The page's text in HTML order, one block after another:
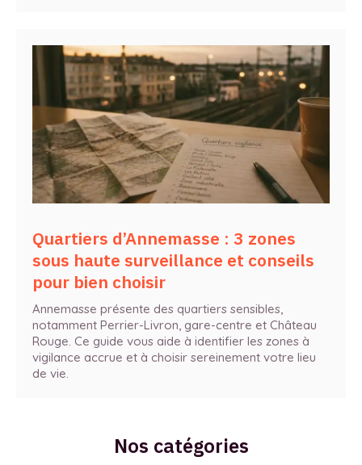
Quartiers d’Annemasse : 3 zones
sous haute surveillance et conseils
pour bien choisir
Annemasse présente des quartiers sensibles,
notamment Perrier-Livron, gare-centre et Château
Rouge. Ce guide vous aide à identifier les zones à
vigilance accrue et à choisir sereinement votre lieu
de vie.
Nos catégories